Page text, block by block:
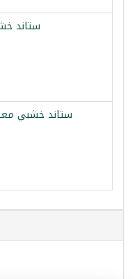
ستاند
ستاند خشبي